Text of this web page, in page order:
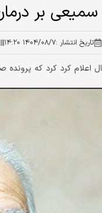
سمیعی بر
تاریخ انتشار :۱۴۰۴/۰۸/۷ ۱۴:۲۰
اعلام کرد کرد که پرونده